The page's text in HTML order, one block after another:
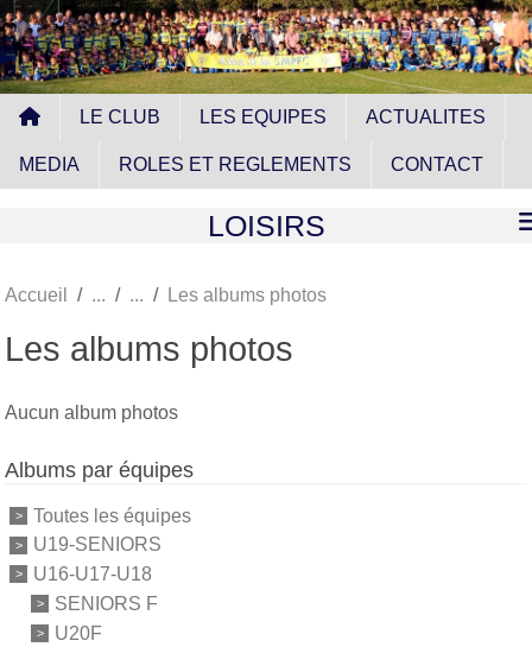
LE CLUB LES EQUIPES ACTUALITES
MEDIA ROLES ET REGLEMENTS CONTACT
LOISIRS
Accueil Les albums photos
Les albums photos
Aucun album photos
Albums par équipes
Toutes les équipes
U19-SENIORS
U16-U17-U18
SENIORS F
U20F
Panneau de gestion des cookies